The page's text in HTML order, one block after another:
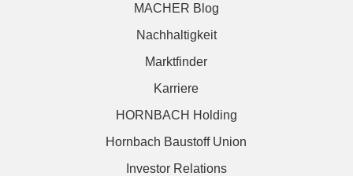
MACHER Blog
Nachhaltigkeit
Marktfinder
Karriere
HORNBACH Holding
Hornbach Baustoff Union
Investor Relations